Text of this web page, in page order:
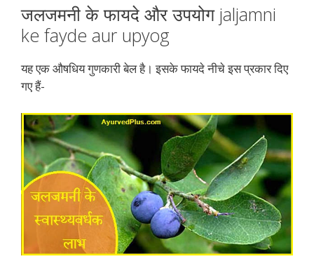
जलजमनी के फायदे और उपयोग jaljamni
ke fayde aur upyog
यह एक औषधिय गुणकारी बेल है। इसके फायदे नीचे इस प्रकार दिए
गए हैं-